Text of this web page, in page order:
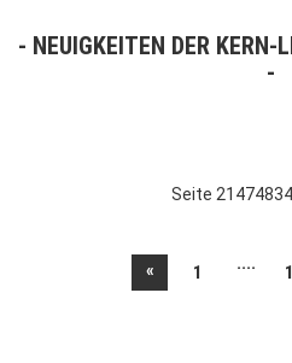
NEUIGKEITEN DER KERN-
Seite
« 1 ....